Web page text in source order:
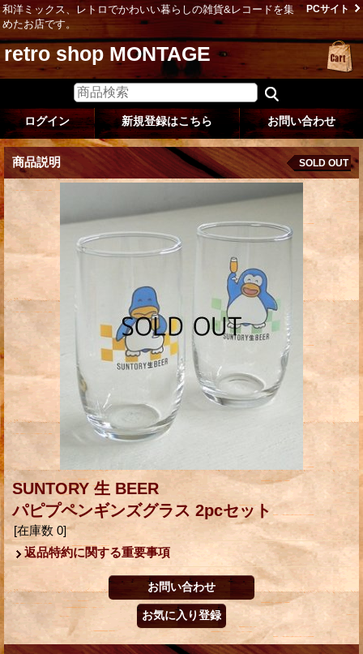
和洋ミックス、レトロでかわいい暮らしの雑貨&レコードを集
めたお店です。
PCサイト
retro shop MONTAGE
ログイン 新規登録はこちら お問い合わせ
商品説明 SOLD OUT
SUNTORY 生 BEER
パピプペンギンズグラス 2pcセット
[在庫数 0]
返品特約に関する重要事項